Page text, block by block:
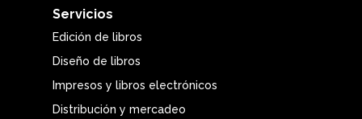
agotamiento
Escribir es un trabajo mentalmente
agotador y, sin el enfoque y el
cuidado adecuados, el agotamiento
Servicios
Edición de libros
Diseño de libros
Impresos y libros electrónicos
Distribución y mercadeo